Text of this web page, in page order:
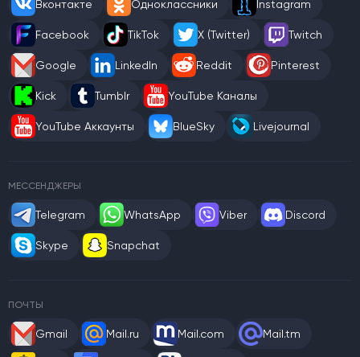
Вконтакте Одноклассники Instagram
Facebook TikTok X (Twitter) Twitch
Google LinkedIn Reddit Pinterest
Kick Tumblr YouTube Каналы
YouTube Аккаунты BlueSky Livejournal
МЕССЕНДЖЕРЫ
Telegram WhatsApp Viber Discord
Skype Snapchat
ПОЧТЫ
Gmail Mail.ru Mail.com Mail.tm